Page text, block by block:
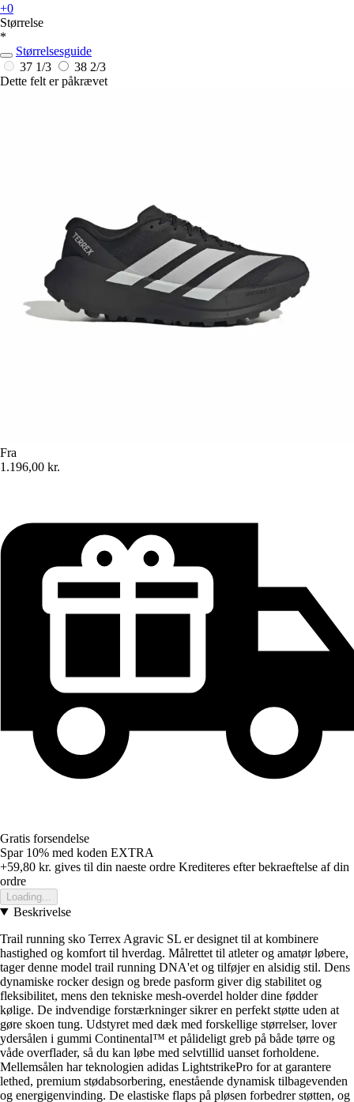
+0
Størrelse
*
Størrelsesguide
37 1/3
38 2/3
Dette felt er påkrævet
Fra
1.196,00 kr.
Gratis forsendelse
Spar 10% med koden EXTRA
+59,80 kr. gives til din naeste ordre Krediteres efter bekraeftelse af din
ordre
Loading...
Beskrivelse
Trail running sko Terrex Agravic SL er designet til at kombinere
hastighed og komfort til hverdag. Målrettet til atleter og amatør løbere,
tager denne model trail running DNA'et og tilføjer en alsidig stil. Dens
dynamiske rocker design og brede pasform giver dig stabilitet og
fleksibilitet, mens den tekniske mesh-overdel holder dine fødder
kølige. De indvendige forstærkninger sikrer en perfekt støtte uden at
gøre skoen tung. Udstyret med dæk med forskellige størrelser, lover
ydersålen i gummi Continental™ et pålideligt greb på både tørre og
våde overflader, så du kan løbe med selvtillid uanset forholdene.
Mellemsålen har teknologien adidas LightstrikePro for at garantere
lethed, premium stødabsorbering, enestående dynamisk tilbagevenden
og energigenvinding. De elastiske flaps på pløsen forbedrer støtten, og